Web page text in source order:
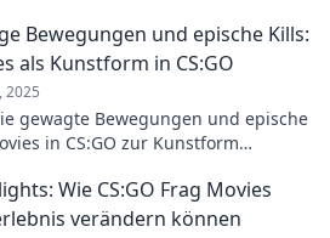
Bewegungen und epische Kills:
als Kunstform in CS:GO
2025
gewagte Bewegungen und epische
in CS:GO zur Kunstform
Wie CS:GO Frag Movies
verändern können